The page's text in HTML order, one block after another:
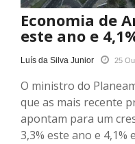
Economia de
este ano e
Luís da Silva Junior 25
O ministro do
que as mais recente
apontam para um
3,3% este ano e 4,1%